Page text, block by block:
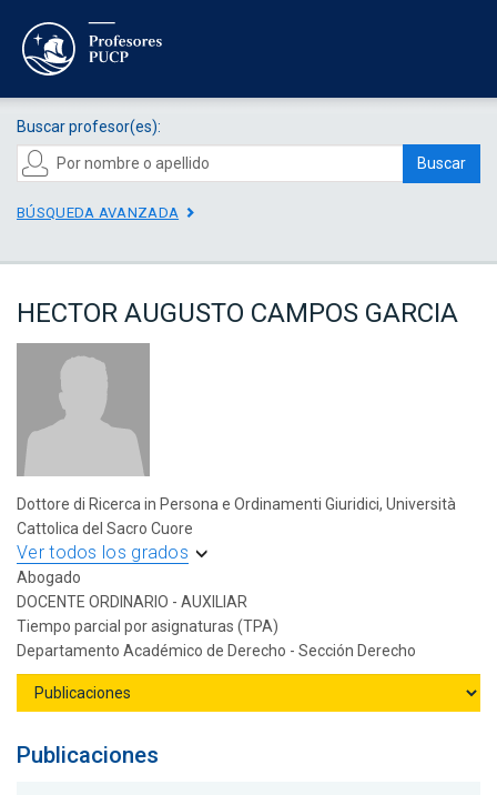
Buscar profesor(es):
Buscar
BÚSQUEDA AVANZADA
HECTOR AUGUSTO CAMPOS GARCIA
Dottore di Ricerca in Persona e Ordinamenti Giuridici, Università
Cattolica del Sacro Cuore
Ver todos los grados
Abogado
DOCENTE ORDINARIO - AUXILIAR
Tiempo parcial por asignaturas (TPA)
Departamento Académico de Derecho - Sección Derecho
Publicaciones